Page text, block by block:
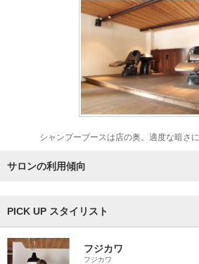
シャンプーブースは店の奥。適度な暗さ
サロンの利用傾向
PICK UP スタイリスト
フジカワ
フジカワ